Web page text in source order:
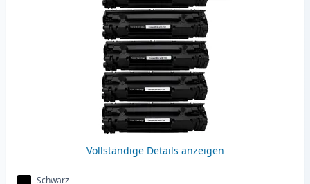
Vollständige Details anzeigen
Schwarz